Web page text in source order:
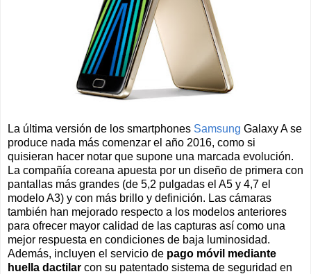
La última versión de los smartphones Samsung Galaxy A se
produce nada más comenzar el año 2016, como si
quisieran hacer notar que supone una marcada evolución.
La compañía coreana apuesta por un diseño de primera con
pantallas más grandes (de 5,2 pulgadas el A5 y 4,7 el
modelo A3) y con más brillo y definición. Las cámaras
también han mejorado respecto a los modelos anteriores
para ofrecer mayor calidad de las capturas así como una
mejor respuesta en condiciones de baja luminosidad.
Además, incluyen el servicio de pago móvil mediante
huella dactilar con su patentado sistema de seguridad en